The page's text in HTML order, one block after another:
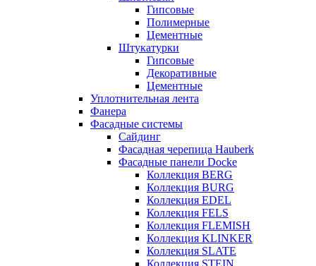
Гипсовые
Полимерные
Цементные
Штукатурки
Гипсовые
Декоративные
Цементные
Уплотнительная лента
Фанера
Фасадные системы
Сайдинг
Фасадная черепица Hauberk
Фасадные панели Docke
Коллекция BERG
Коллекция BURG
Коллекция EDEL
Коллекция FELS
Коллекция FLEMISH
Коллекция KLINKER
Коллекция SLATE
Коллекция STEIN